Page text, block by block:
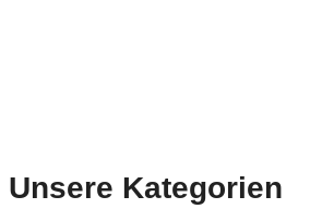
Unsere Kategorien